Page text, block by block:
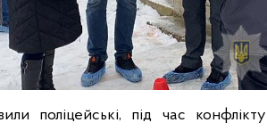
поліцейські, під час